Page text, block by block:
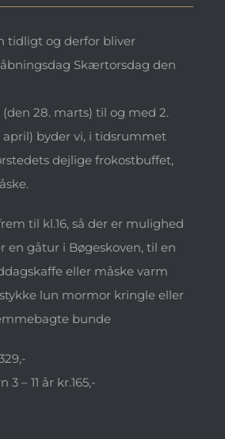
tidligt og derfor bliver
Skærtorsdag den
28. marts) til og med 2.
april) byder vi, i tidsrummet
dejlige frokostbuffet,
til kl.16, så der er mulighed
en gåtur i Bøgeskoven, til en
eller måske varm
lun mormor kringle eller
bunde
– 11 år kr.165,-